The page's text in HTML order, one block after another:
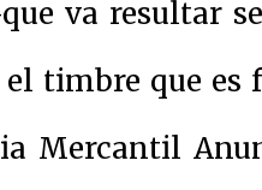
va resultar
timbre que es
Mercantil